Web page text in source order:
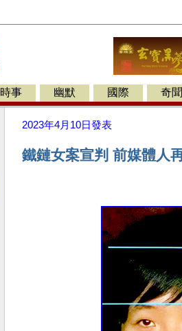
時事 幽默 國際 奇聞
2023年4月10日發表
鐵鏈女案宣判 前媒體人